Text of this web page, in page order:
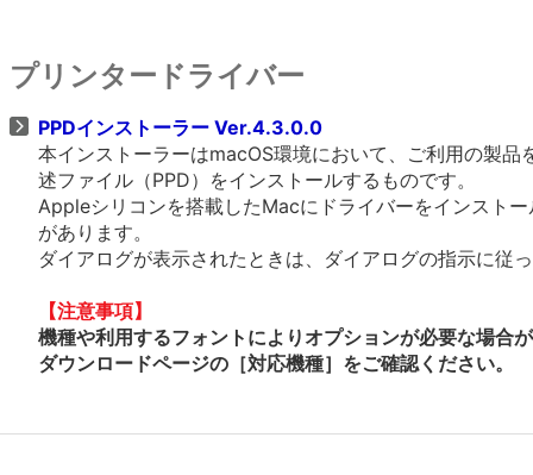
プリンタードライバー
PPDインストーラー Ver.4.3.0.0
本インストーラーはmacOS環境において、ご利用の製
述ファイル（PPD）をインストールするものです。
Appleシリコンを搭載したMacにドライバーをインスト
があります。
ダイアログが表示されたときは、ダイアログの指示に従
【注意事項】
機種や利用するフォントによりオプションが必要な場合
ダウンロードページの［対応機種］をご確認ください。